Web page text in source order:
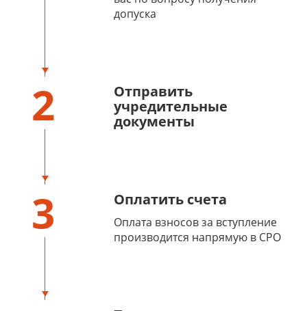
допуска
2
Отправить
учредительные
документы
3 Оплатить счета
Оплата взносов за вступление
производится напрямую в СРО